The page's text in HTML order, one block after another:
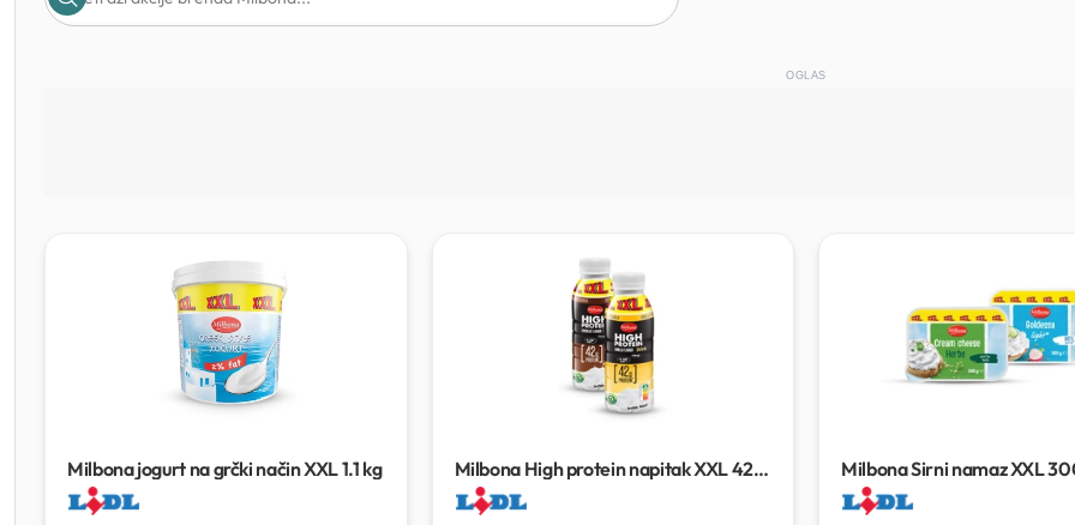
OGLAS
Milbona jogurt na grčki način XXL1.1 kg Milbona High protein napitak XXL420
g
Milbona Sirni namaz XXL